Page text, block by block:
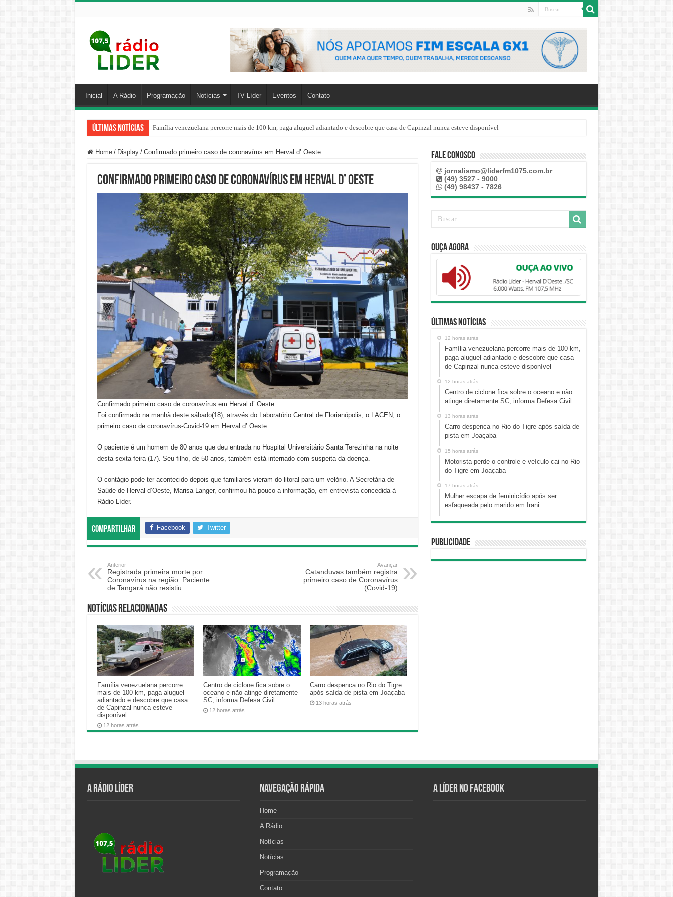
Inicial A Rádio Programação Notícias TV Líder Eventos Contato
Últimas Notícias Família venezuelana percorre mais de 100 km, paga aluguel adiantado e descobre que casa de Capinzal nunca esteve disponível
Home / Display / Confirmado primeiro caso de coronavírus em Herval d’ Oeste
Confirmado primeiro caso de coronavírus em Herval d’ Oeste
Confirmado primeiro caso de coronavírus em Herval d’ Oeste
Foi confirmado na manhã deste sábado(18), através do Laboratório Central de Florianópolis, o LACEN, o
primeiro caso de coronavírus-Covid-19 em Herval d’ Oeste.
O paciente é um homem de 80 anos que deu entrada no Hospital Universitário Santa Terezinha na noite
desta sexta-feira (17). Seu filho, de 50 anos, também está internado com suspeita da doença.
O contágio pode ter acontecido depois que familiares vieram do litoral para um velório. A Secretária de
Saúde de Herval d’Oeste, Marisa Langer, confirmou há pouco a informação, em entrevista concedida à
Rádio Líder.
Compartilhar Facebook Twitter
Anterior
Registrada primeira morte por
Coronavírus na região. Paciente
de Tangará não resistiu
Avançar
Catanduvas também registra
primeiro caso de Coronavírus
(Covid-19)
Notícias relacionadas
Família venezuelana percorre
mais de 100 km, paga aluguel
adiantado e descobre que casa
de Capinzal nunca esteve
disponível
12 horas atrás
Centro de ciclone fica sobre o
oceano e não atinge diretamente
SC, informa Defesa Civil
12 horas atrás
Carro despenca no Rio do Tigre
após saída de pista em Joaçaba
13 horas atrás
Fale Conosco
jornalismo@liderfm1075.com.br
(49) 3527 - 9000
(49) 98437 - 7826
Ouça Agora
Últimas Notícias
12 horas atrás
Família venezuelana percorre mais de 100 km,
paga aluguel adiantado e descobre que casa
de Capinzal nunca esteve disponível
12 horas atrás
Centro de ciclone fica sobre o oceano e não
atinge diretamente SC, informa Defesa Civil
13 horas atrás
Carro despenca no Rio do Tigre após saída de
pista em Joaçaba
15 horas atrás
Motorista perde o controle e veículo cai no Rio
do Tigre em Joaçaba
17 horas atrás
Mulher escapa de feminicídio após ser
esfaqueada pelo marido em Irani
Publicidade
A Rádio Líder Navegação Rápida
Home
A Rádio
Notícias
Notícias
Programação
Contato
A Líder no Facebook